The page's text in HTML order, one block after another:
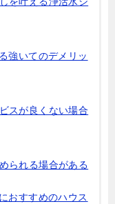
強いてのデメリッ
スが良くない場合
られる場合がある
おすすめのハウス